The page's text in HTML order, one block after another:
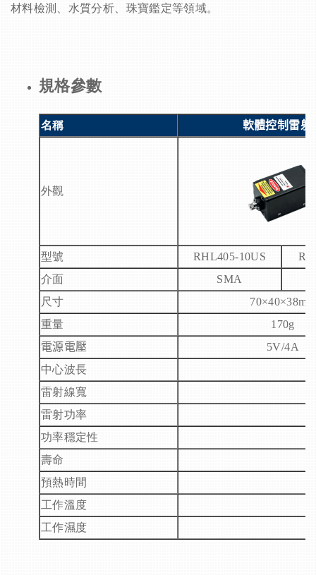
材料檢測、水質分析、珠寶鑑定等領域。
規格參數
名稱 軟體控制雷射
外觀
型號 RHL405-10US
介面
SMA
尺寸
70×40×38mm
重量
170g
電源電壓
5V/4A
中心波長
雷射線寬
雷射功率
功率穩定性
壽命
預熱時間
工作溫度
工作濕度